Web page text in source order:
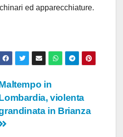
ed apparecchiature.
in
violenta
in Brianza